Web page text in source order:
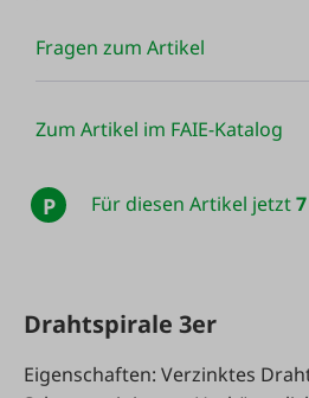
Fragen zum Artikel
Zum Artikel im FAIE-Katalog
P Für diesen Artikel jetzt
Drahtspirale 3er
Eigenschaften: Verzinktes